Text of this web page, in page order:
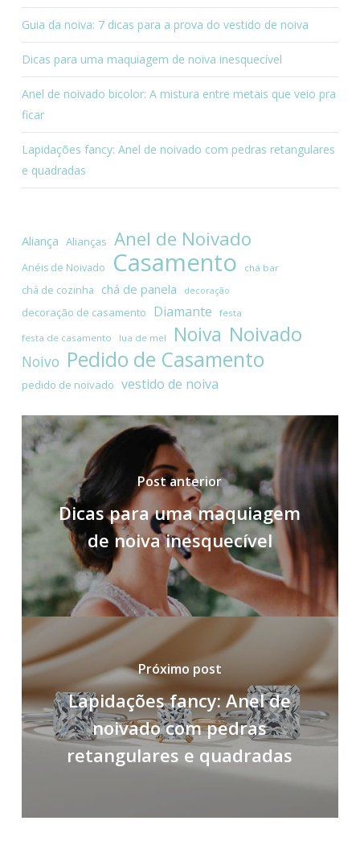
Guia da noiva: 7 dicas para a prova do vestido de noiva
Dicas para uma maquiagem de noiva inesquecível
Anel de noivado bicolor: A mistura entre metais que veio pra
ficar
Lapidações fancy: Anel de noivado com pedras retangulares
e quadradas
Aliança Alianças Anel de Noivado
Anéis de Noivado Casamento chá bar
chá de cozinha chá de panela decoração
decoração de casamento Diamante festa
festa de casamento lua de mel Noiva Noivado
Noivo Pedido de Casamento
pedido de noivado vestido de noiva
Post anterior
Dicas para uma maquiagem
de noiva inesquecível
Próximo post
Lapidações fancy: Anel de
noivado com pedras
retangulares e quadradas